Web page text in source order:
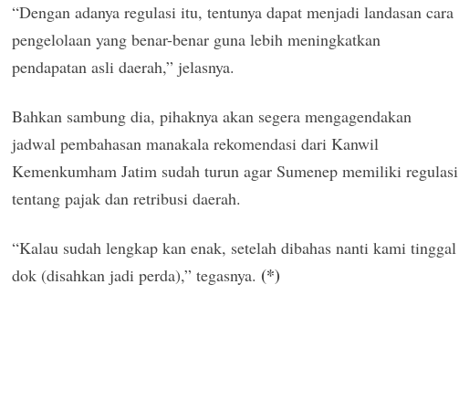
“Dengan adanya regulasi itu, tentunya dapat menjadi landasan cara
pengelolaan yang benar-benar guna lebih meningkatkan
pendapatan asli daerah,” jelasnya.
Bahkan sambung dia, pihaknya akan segera mengagendakan
jadwal pembahasan manakala rekomendasi dari Kanwil
Kemenkumham Jatim sudah turun agar Sumenep memiliki regulasi
tentang pajak dan retribusi daerah.
“Kalau sudah lengkap kan enak, setelah dibahas nanti kami tinggal
dok (disahkan jadi perda),” tegasnya. (*)